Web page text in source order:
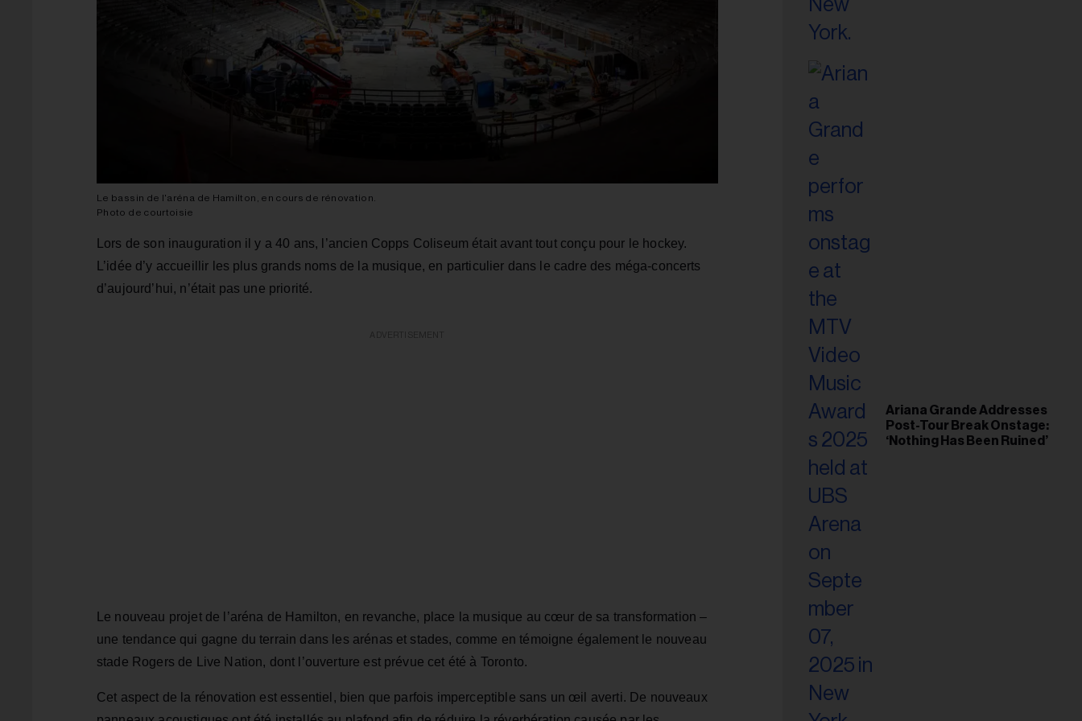
Le bassin de l'aréna de Hamilton, en cours de rénovation.
Photo de courtoisie
Lors de son inauguration il y a 40 ans, l’ancien Copps Coliseum était avant tout conçu pour le hockey.
L’idée d’y accueillir les plus grands noms de la musique, en particulier dans le cadre des méga-concerts
d’aujourd’hui, n’était pas une priorité.
Le nouveau projet de l’aréna de Hamilton, en revanche, place la musique au cœur de sa transformation –
une tendance qui gagne du terrain dans les arénas et stades, comme en témoigne également le nouveau
stade Rogers de Live Nation, dont l’ouverture est prévue cet été à Toronto.
Cet aspect de la rénovation est essentiel, bien que parfois imperceptible sans un œil averti. De nouveaux
Ariana Grande Addresses
Post-Tour Break Onstage:
‘Nothing Has Been Ruined’